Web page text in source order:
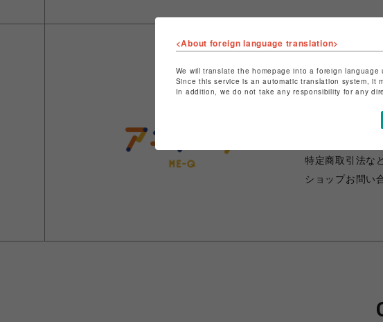
特定商取引法な
ショップお問い
<About foreign language translation>
We will translate the homepage into a foreign
Since this service is an automatic translation system,
In addition, we do not take any responsibility for any